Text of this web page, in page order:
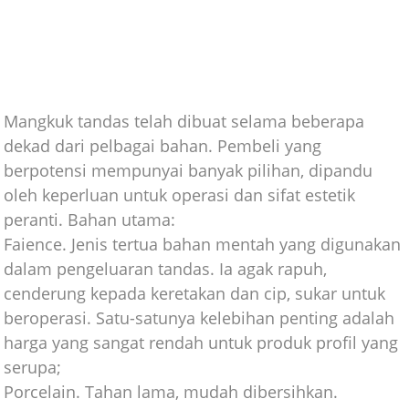
Mangkuk tandas telah dibuat selama beberapa
dekad dari pelbagai bahan. Pembeli yang
berpotensi mempunyai banyak pilihan, dipandu
oleh keperluan untuk operasi dan sifat estetik
peranti. Bahan utama:
Faience. Jenis tertua bahan mentah yang digunakan
dalam pengeluaran tandas. Ia agak rapuh,
cenderung kepada keretakan dan cip, sukar untuk
beroperasi. Satu-satunya kelebihan penting adalah
harga yang sangat rendah untuk produk profil yang
serupa;
Porcelain. Tahan lama, mudah dibersihkan.